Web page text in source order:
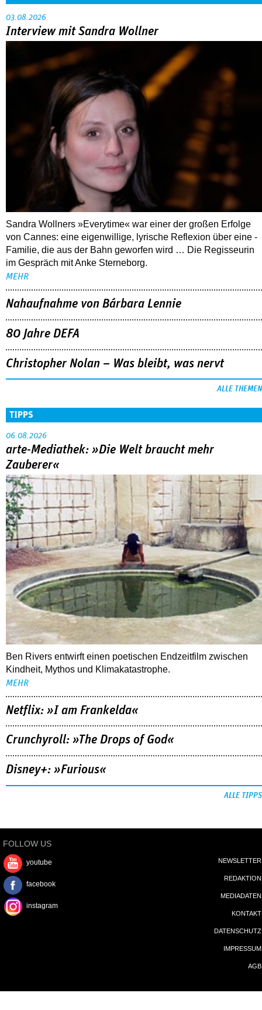
Great Expectations: British Postwar Cinema
1945–1960
ALLE FESTIVALBERICHTE
Interview mit Sandra Wollner
Sandra Wollners »Everytime« war einer der großen Erfolge
Familie, die aus der Bahn geworfen wird … Die Regisseurin
im Gespräch mit Anke Sterneborg.
MEHR
80 Jahre DEFA
Christopher Nolan – Was bleibt, was nervt
ALLE THEMEN
TIPPS
06.08.2026
arte-Mediathek: »Die Welt braucht mehr
Zauberer«
Ben Rivers entwirft einen poetischen Endzeitfilm zwischen
Kindheit, Mythos und Klimakatastrophe.
MEHR
Crunchyroll: »The Drops of God«
Disney+: »Furious«
ALLE TIPPS
instagram
NEWSLETTER
REDAKTION